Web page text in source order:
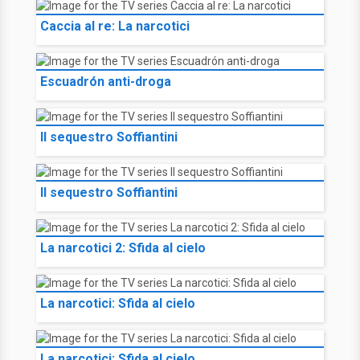
Caccia al re: La narcotici
Escuadrón anti-droga
Il sequestro Soffiantini
Il sequestro Soffiantini
La narcotici 2: Sfida al cielo
La narcotici: Sfida al cielo